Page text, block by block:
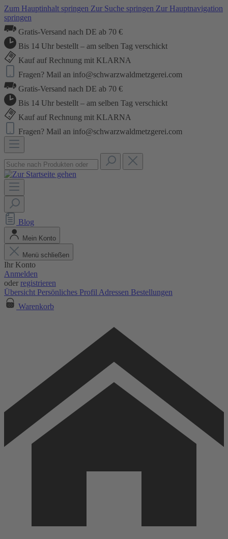
Zum Hauptinhalt springen Zur Suche springen Zur Hauptnavigation
springen
Gratis-Versand nach DE ab 70 €
Bis 14 Uhr bestellt – am selben Tag verschickt
Kauf auf Rechnung mit KLARNA
Fragen? Mail an info@schwarzwaldmetzgerei.com
Gratis-Versand nach DE ab 70 €
Bis 14 Uhr bestellt – am selben Tag verschickt
Kauf auf Rechnung mit KLARNA
Fragen? Mail an info@schwarzwaldmetzgerei.com
Blog
Mein Konto
Menü schließen
Ihr Konto
Anmelden
oder registrieren
Übersicht Persönliches Profil Adressen Bestellungen
Warenkorb